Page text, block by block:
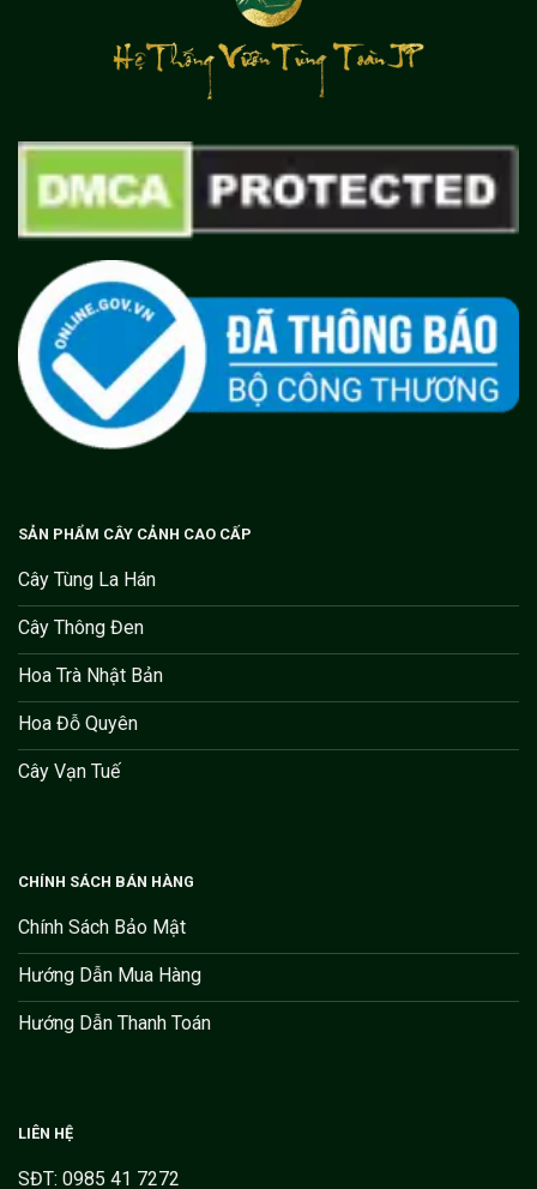
SẢN PHẨM CÂY CẢNH CAO CẤP
Cây Tùng La Hán
Cây Thông Đen
Hoa Trà Nhật Bản
Hoa Đỗ Quyên
Cây Vạn Tuế
CHÍNH SÁCH BÁN HÀNG
Chính Sách Bảo Mật
Hướng Dẫn Mua Hàng
Hướng Dẫn Thanh Toán
LIÊN HỆ
SĐT: 0985 41 7272